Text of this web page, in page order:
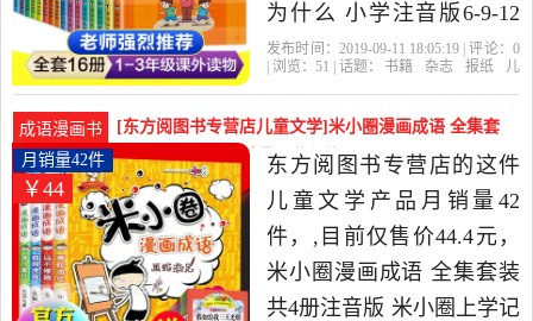
为什么 小学注音版6-9-12
岁的小学生课外阅读书籍
书谜语书儿童读物课外书
是2019年文渊图书专营店
精选书籍,杂志,报纸当中性
价比很高的儿童文学，由
上海发货。
发布时间：2019-09-11 18:05:19 | 评论： 0
| 浏览： 51 | 话题： 书籍 杂志 报纸
儿
成语漫画书
[东方阅图书专营店儿童文学]米小圈漫画成语 全集套
装共4册注音版月销量42件仅售44.4元
￥44
月销量42件
东方阅图书专营店的这件
儿童文学产品月销量42
件，,目前仅售价44.4元，
米小圈漫画成语 全集套装
共4册注音版 米小圈上学记